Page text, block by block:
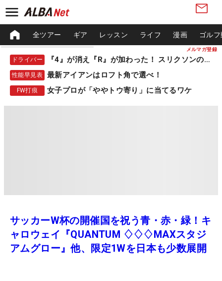
メルマガ登録
全ツアー ギア レッスン ライフ 漫画 ゴル
ドライバー 『4』が消え『R』が加わった！ スリクソンの新作
性能早見表 最新アイアンはロフト角で選べ！
FW打痕 女子プロが「ややトウ寄り」に当てるワケ
サッカーW杯の開催国を祝う青・赤・緑！キ
ャロウェイ『QUANTUM ♢♢♢MAXスタジ
アムグロー』他、限定1Wを日本も少数展開